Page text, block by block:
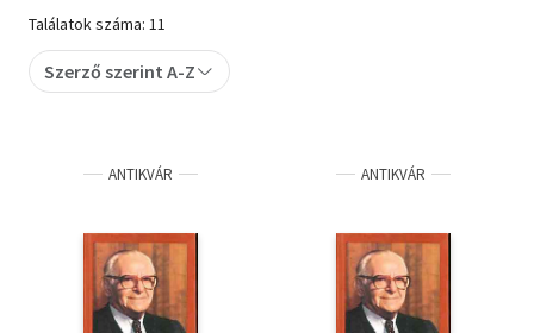
Gyermek- és ifjúsági
Művészet
Szakkönyv
Találatok száma: 11
Szerző szerint A-Z
ANTIKVÁR ANTIKVÁR